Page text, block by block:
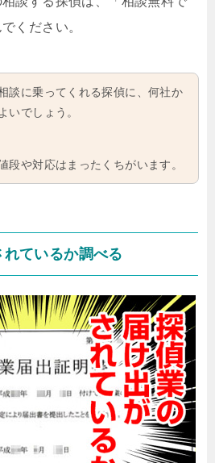
ください。
談に乗ってくれる探偵に、何社か
いでしょう。
段や対応はまったくちがいます。
ているか調べる